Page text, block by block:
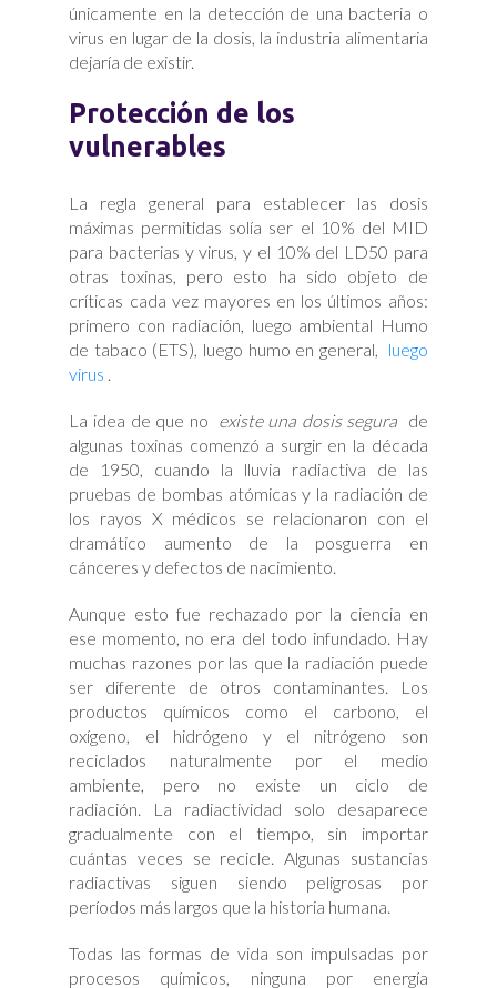
únicamente en la detección de una bacteria o
virus en lugar de la dosis, la industria alimentaria
dejaría de existir.
Protección de los
vulnerables
La regla general para establecer las dosis
máximas permitidas solía ser el 10% del MID
para bacterias y virus, y el 10% del LD50 para
otras toxinas, pero esto ha sido objeto de
críticas cada vez mayores en los últimos años:
primero con radiación, luego ambiental Humo
de tabaco (ETS), luego humo en general, luego
virus
La idea de que no existe una dosis segura de
algunas toxinas comenzó a surgir en la década
de 1950, cuando la lluvia radiactiva de las
pruebas de bombas atómicas y la radiación de
los rayos X médicos se relacionaron con el
dramático aumento de la posguerra en
cánceres y defectos de nacimiento.
Aunque esto fue rechazado por la ciencia en
ese momento, no era del todo infundado. Hay
muchas razones por las que la radiación puede
ser diferente de otros contaminantes. Los
productos químicos como el carbono, el
oxígeno, el hidrógeno y el nitrógeno son
reciclados naturalmente por el medio
ambiente, pero no existe un ciclo de
radiación. La radiactividad solo desaparece
gradualmente con el tiempo, sin importar
cuántas veces se recicle. Algunas sustancias
radiactivas siguen siendo peligrosas por
períodos más largos que la historia humana.
Todas las formas de vida son impulsadas por
procesos químicos, ninguna por energía